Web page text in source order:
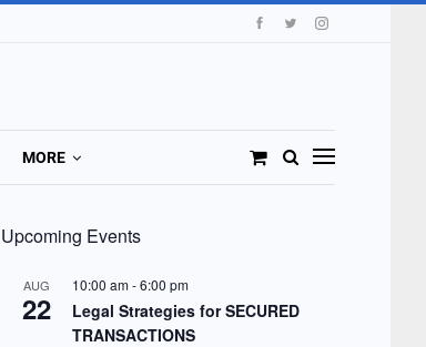
MORE
Upcoming Events
AUG
22
10:00 am-6:00 pm
Legal Strategies for SECURED
TRANSACTIONS